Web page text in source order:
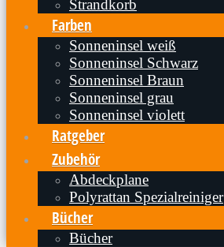
Strandkorb
Farben
Sonneninsel weiß
Sonneninsel Schwarz
Sonneninsel Braun
Sonneninsel grau
Sonneninsel violett
Ratgeber
Zubehör
Abdeckplane
Polyrattan Spezialreiniger
Bücher
Bücher